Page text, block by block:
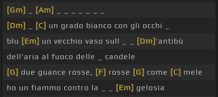
[Gm]
[Am]
[Dm]
[C] un grado bianco con gli occhi _
blu [Em] un vecchio vaso sull _ _ [Dm] 'antibù
dell'aria al fuoco delle _ candele
[G] due guance rosse, [F] rosse [G] come [C] mele
ho un fiammo contro la _ _
[Em] gelosia